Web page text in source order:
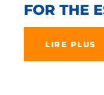
FOR THE
LIRE PLUS